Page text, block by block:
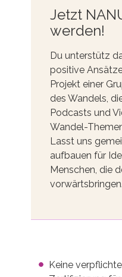
Jetzt
werden!
Du unterstütz
positive
Projekt einer
des Wandels,
Podcasts und
Wandel-
Lasst uns
aufbauen für
Menschen, die
vorwärtsbringen.
Keine